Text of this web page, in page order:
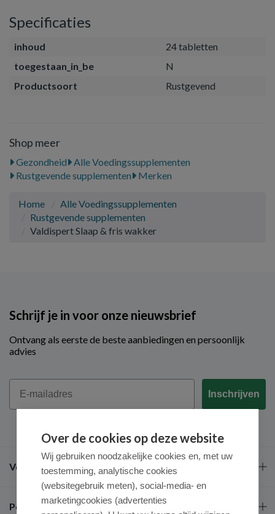
Specificaties
inhoud
24 tabletten
toegestaan_in_be
N
Productsoort
Rustgevend
Shop meer
Gezondheid
Alle Voedingssupplementen
Rustgevende supplementen
Merken
Home
Alle Voedingssupplementen
Rustgevende supplementen
Valdispert Slaap & fris wakker
Schrijf je in voor onze nieuwsbrief
Ontvang als eerste de beste aanbiedingen en persoonlijk
advies
Email
Inschrijven
Veel gestelde vragen
Populaire merken
Over de cookies op deze website
Wij gebruiken noodzakelijke cookies en, met uw
toestemming, analytische cookies
(websitegebruik meten), social-media- en
marketingcookies (advertenties